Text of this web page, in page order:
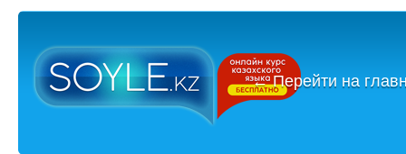
←Перейти на